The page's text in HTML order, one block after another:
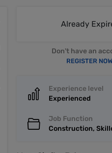
Already
Don't have an
REGISTER
Experience level
Experienced
Job Function
Construction,